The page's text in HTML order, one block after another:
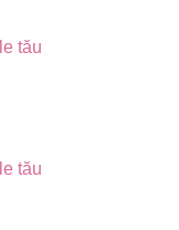
tău
tău